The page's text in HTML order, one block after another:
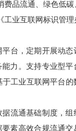
费品流通、绿色低
工业互联网标识管
台，定期开展动态
力。支持专业型平
工业互联网平台的
流通基础制度，组
素高效合规流通交